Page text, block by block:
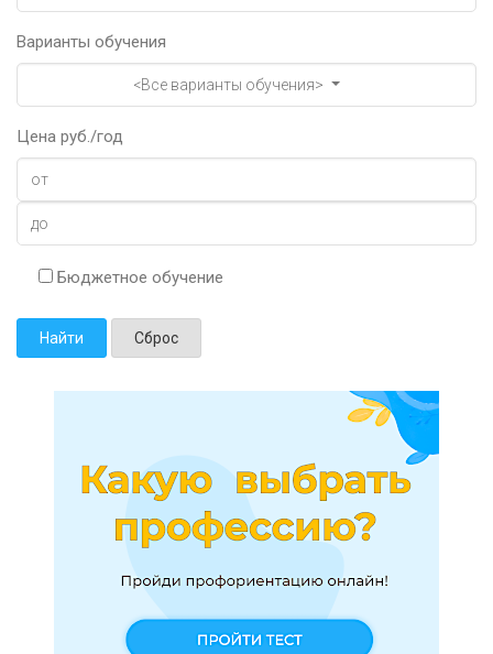
Варианты обучения
<Все варианты обучения>
Цена руб./год
Бюджетное обучение
Найти Сброс